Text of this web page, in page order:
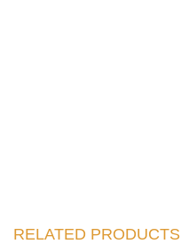
RELATED PRODUCTS